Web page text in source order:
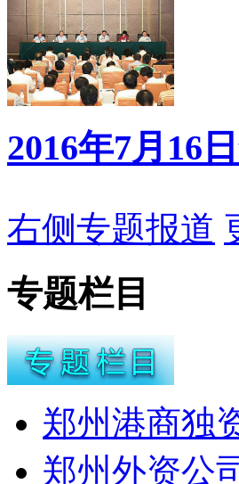
2016年7月16
右侧专题报道
专题栏目
郑州港商独
郑州外资公